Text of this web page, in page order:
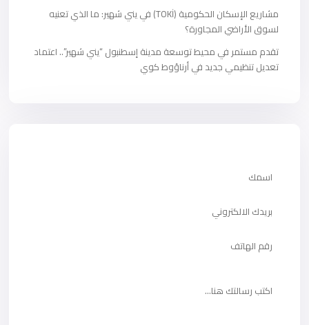
مشاريع الإسكان الحكومية (TOKİ) في يني شهير: ما الذي تعنيه
لسوق الأراضي المجاورة؟
تقدم مستمر في محيط توسعة مدينة إسطنبول “يني شهير”.. اعتماد
تعديل تنظيمي جديد في أرناؤوط كوي